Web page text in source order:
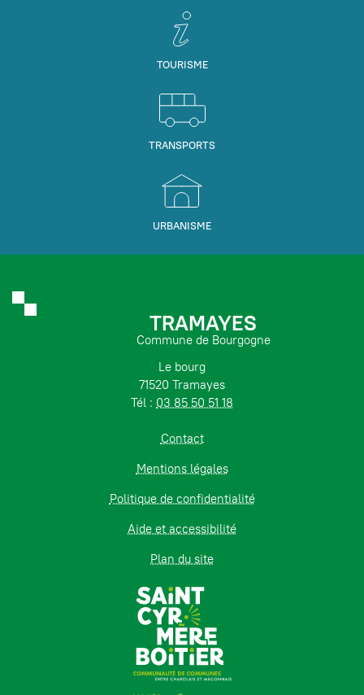
TOURISME
TRANSPORTS
URBANISME
TRAMAYES
Commune de Bourgogne
Le bourg
71520 Tramayes
Tél : 03 85 50 51 18
Contact
Mentions légales
Politique de confidentialité
Aide et accessibilité
Plan du site